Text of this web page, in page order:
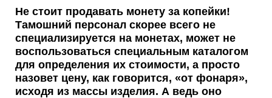
Не стоит продавать монету за копейки!
Тамошний персонал скорее всего не
специализируется на монетах, может не
воспользоваться специальным каталогом
для определения их стоимости, а просто
назовет цену, как говорится, «от фонаря»,
исходя из массы изделия. А ведь оно